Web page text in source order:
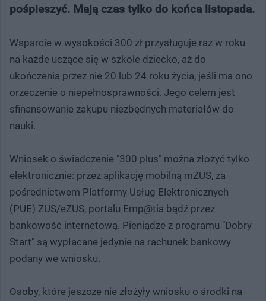
pośpieszyć. Mają czas tylko do końca listopada.
Wsparcie w wysokości 300 zł przysługuje raz w roku
na każde uczące się w szkole dziecko, aż do
ukończenia przez nie 20 lub 24 roku życia, jeśli ma ono
orzeczenie o niepełnosprawności. Jego celem jest
sfinansowanie zakupu niezbędnych materiałów do
nauki.
Wniosek o świadczenie "300 plus" można złożyć tylko
elektronicznie: przez aplikację mobilną mZUS, za
pośrednictwem Platformy Usług Elektronicznych
(PUE) ZUS/eZUS, portalu Emp@tia bądź przez
bankowość internetową. Pieniądze z programu "Dobry
Start" są wypłacane jedynie na rachunek bankowy
podany we wniosku.
Osoby, które jeszcze nie złożyły wniosku o środki na